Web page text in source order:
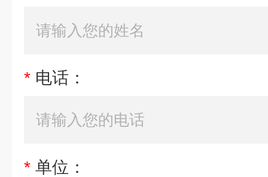
* 电话：
* 单位：